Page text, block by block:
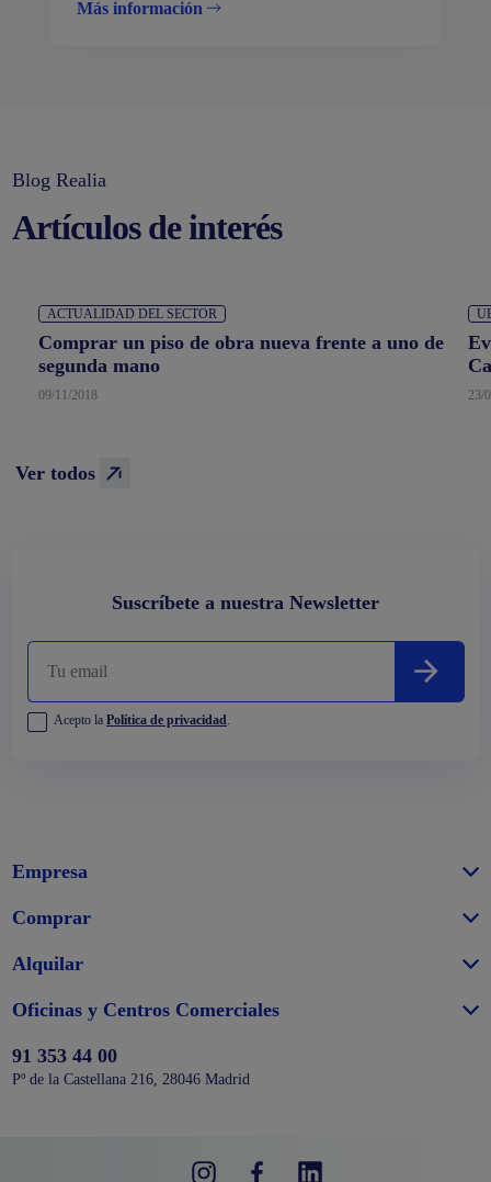
Más información
Blog Realia
Artículos de interés
Ver todos
ACTUALIDAD DEL SECTOR
Comprar un piso de obra nueva frente a uno de
segunda mano
09/11/2018 23/
Suscríbete a nuestra Newsletter
Acepto la Política de privacidad.
Empresa
Comprar
Alquilar
Oficinas y Centros Comerciales
91 353 44 00
Pº de la Castellana 216, 28046 Madrid